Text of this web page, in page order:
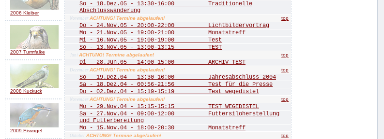
2006 Kleiber
2007 Turmfalke
2008 Kuckuck
2009 Eisvogel
So - 18.Dez.05 - 13:30-16:00 Traditionelle
Abschlusswanderung
November ACHTUNG! Termine abgelaufen! top
Do - 24.Nov.05 - 20:00-22:00 Lichtbildervortrag
Mo - 21.Nov.05 - 19:00-21:00 Monatstreff
Mi - 16.Nov.05 - 19:00-19:00 Test
So - 13.Nov.05 - 13:00-13:15 TEST
Juni ACHTUNG! Termine abgelaufen! top
Di - 28.Jun.05 - 14:00-15:00 ARCHIV TEST
Dezember ACHTUNG! Termine abgelaufen! top
So - 19.Dez.04 - 13:30-16:00 Jahresabschluss 2004
Sa - 18.Dez.04 - 00:56-21:56 Test für die Presse
Do - 02.Dez.04 - 15:19-15:19 Test wegedistel
November ACHTUNG! Termine abgelaufen! top
Mo - 29.Nov.04 - 15:15-15:15 TEST WEGEDISTEL
Sa - 27.Nov.04 - 09:00-12:00 Futtersiloherstellung
und Futterbereitung
Mo - 15.Nov.04 - 18:00-20:30 Monatstreff
Oktober ACHTUNG! Termine abgelaufen! top